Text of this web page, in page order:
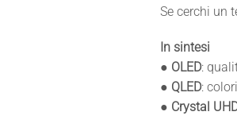
Se cerchi un
In sintesi
● OLED:
● QLED:
● Crystal